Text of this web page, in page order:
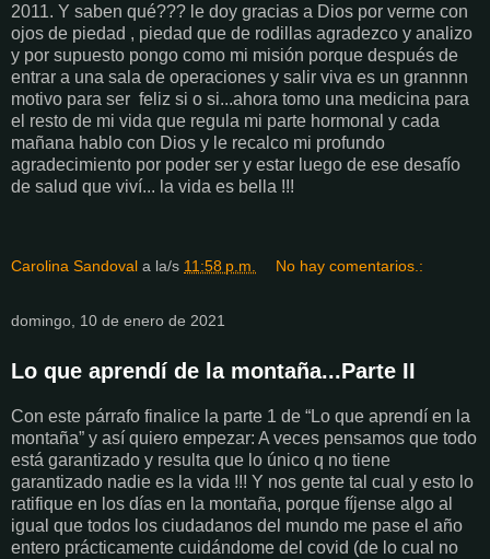
2011. Y saben qué??? le doy gracias a Dios por verme con
ojos de piedad , piedad que de rodillas agradezco y analizo
y por supuesto pongo como mi misión porque después de
entrar a una sala de operaciones y salir viva es un grannnn
motivo para ser feliz si o si...ahora tomo una medicina para
el resto de mi vida que regula mi parte hormonal y cada
mañana hablo con Dios y le recalco mi profundo
agradecimiento por poder ser y estar luego de ese desafío
de salud que viví... la vida es bella !!!
Carolina Sandoval a la/s 11:58 p.m. No hay comentarios.:
domingo, 10 de enero de 2021
Lo que aprendí de la montaña...Parte II
Con este párrafo finalice la parte 1 de “Lo que aprendí en la
montaña” y así quiero empezar: A veces pensamos que todo
está garantizado y resulta que lo único q no tiene
garantizado nadie es la vida !!! Y nos gente tal cual y esto lo
ratifique en los días en la montaña, porque fíjense algo al
igual que todos los ciudadanos del mundo me pase el año
entero prácticamente cuidándome del covid (de lo cual no